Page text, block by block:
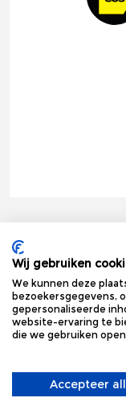
Wij gebruiken
We kunnen deze
bezoekersgegevens,
gepersonaliseerde
website-ervaring te
die we gebruiken
Accepteer
mooiste bedrijven